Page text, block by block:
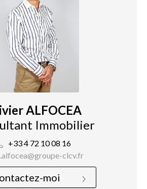
ALFOCEA
Immobilier
+33 4 72 10 08 16
clcv.fr
moi